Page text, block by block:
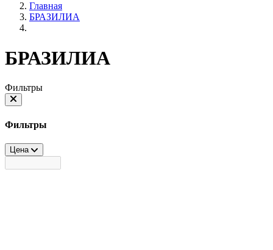
Главная
БРАЗИЛИА
БРАЗИЛИА
Фильтры
Фильтры
Цена